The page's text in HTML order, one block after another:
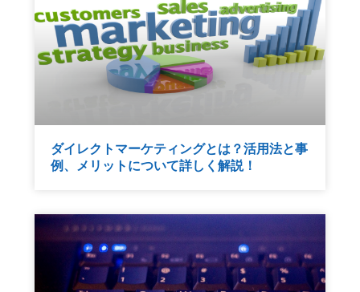
ダイレクトマーケティングとは？活用法と事
例、メリットについて詳しく解説！